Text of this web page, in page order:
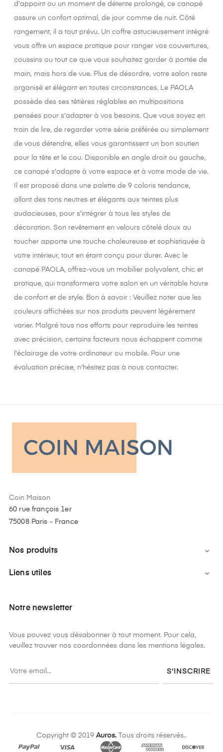
d'appoint ou un moment de détente prolongé, ce canapé
assure un confort optimal, de jour comme de nuit. Côté
rangement, il a tout prévu. Un coffre astucieusement intégré
vous offre un espace pratique pour ranger vos couvertures,
coussins ou tout ce que vous souhaitez garder à portée de
main, mais hors de vue. Plus de désordre, votre salon reste
organisé et élégant en toutes circonstances. Le PAOLA
possède des ses têtières réglables en multipositions
pensées pour s'adapter à vos besoins. Que vous soyez en
train de lire, de regarder votre série préférée ou simplement
de vous détendre, elles vous garantissent un bon soutien
pour la tête et le cou. Disponible en angle droit ou gauche,
ce canapé s'adapte à votre espace et à votre mode de vie.
Il est proposé dans une palette de 9 coloris tendance,
allant des tons neutres et élégants aux teintes plus
audacieuses, pour s'intégrer à tous les styles de
décoration. Son revêtement en velours côtelé doux au
toucher apporte une touche chaleureuse et sophistiquée à
votre intérieur, tout en étant conçu pour durer. Avec le
canapé PAOLA, offrez-vous un mobilier polyvalent, chic et
pratique, qui transformera votre salon en un véritable havre
de confort et de style. Bon à savoir : Veuillez noter que les
couleurs affichées sur nos produits peuvent légèrement
varier. Malgré tous nos efforts pour reproduire les teintes
avec précision, certains facteurs nous échappent comme
l'éclairage de votre ordinateur ou mobile. Pour une
évaluation précise, n'hésitez pas à nous contacter.
Coin Maison
60 rue françois 1er
75008 Paris - France
Nos produits 
Liens utiles 
Notre newsletter
Vous pouvez vous désabonner à tout moment. Pour cela,
veuillez trouver nos coordonnées dans les mentions légales.
S'INSCRIRE
Copyright © 2019 Auros. Tous droits réservés..